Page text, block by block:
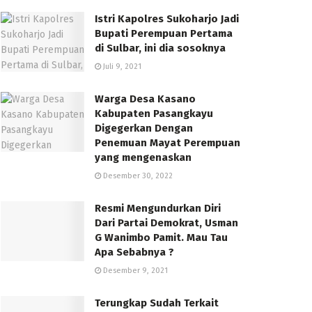
Istri Kapolres Sukoharjo Jadi
Bupati Perempuan Pertama
di Sulbar, ini dia sosoknya
Juli 9, 2021
Warga Desa Kasano
Kabupaten Pasangkayu
Digegerkan Dengan
Penemuan Mayat Perempuan
yang mengenaskan
Desember 30, 2022
Resmi Mengundurkan Diri
Dari Partai Demokrat, Usman
G Wanimbo Pamit. Mau Tau
Apa Sebabnya ?
Desember 9, 2021
Terungkap Sudah Terkait